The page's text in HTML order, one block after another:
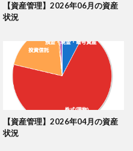
【資産管理】2026年06月の資産
状況
【資産管理】2026年04月の資産
状況